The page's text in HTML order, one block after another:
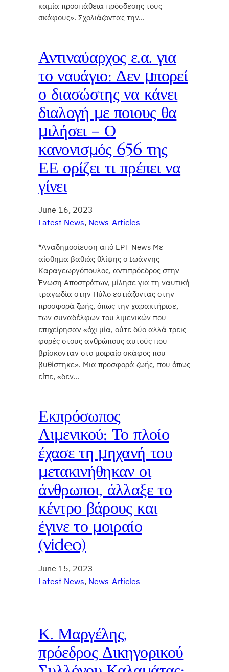
καμία προσπάθεια πρόσδεσης τους
σκάφους». Σχολιάζοντας την…
Αντιναύαρχος ε.α. για
το ναυάγιο: Δεν μπορεί
ο διασώστης να κάνει
διαλογή με ποιους θα
μιλήσει – Ο
κανονισμός 656 της
ΕΕ ορίζει τι πρέπει να
γίνει
June 16, 2023
Latest News, News-Articles
*Αναδημοσίευση από ΕΡΤ News Με
αίσθημα βαθιάς θλίψης ο Ιωάννης
Καραγεωργόπουλος, αντιπρόεδρος στην
Ένωση Αποστράτων, μίλησε για τη ναυτική
τραγωδία στην Πύλο εστιάζοντας στην
προσφορά ζωής, όπως την χαρακτήρισε,
των συναδέλφων του λιμενικών που
επιχείρησαν «όχι μία, ούτε δύο αλλά τρεις
φορές στους ανθρώπους αυτούς που
βρίσκονταν στο μοιραίο σκάφος που
βυθίστηκε». Μια προσφορά ζωής, που όπως
είπε, «δεν…
Εκπρόσωπος
Λιμενικού: Το πλοίο
έχασε τη μηχανή του
μετακινήθηκαν οι
άνθρωποι, άλλαξε το
κέντρο βάρους και
έγινε το μοιραίο
(video)
June 15, 2023
Latest News, News-Articles
Κ. Μαργέλης,
πρόεδρος Δικηγορικού